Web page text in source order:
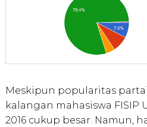
Meskipun popularitas
kalangan mahasiswa FISIP
2016 cukup besar. Namun,